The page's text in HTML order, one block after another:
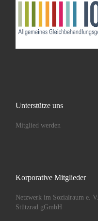
Unterstütze uns
Mitglied werden
Korporative Mitglieder
Netzwerk im Sozialraum e. V.
Stützrad gGmbH